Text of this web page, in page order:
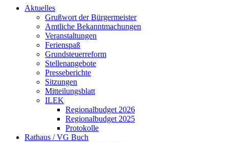
Aktuelles
Grußwort der Bürgermeister
Amtliche Bekanntmachungen
Veranstaltungen
Ferienspaß
Grundsteuerreform
Stellenangebote
Presseberichte
Sitzungen
Mitteilungsblatt
ILEK
Regionalbudget 2026
Regionalbudget 2025
Protokolle
Rathaus / VG Buch